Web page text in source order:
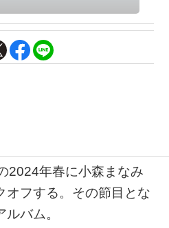
2024年春に小森まなみ
オフする。その節目とな
バム。